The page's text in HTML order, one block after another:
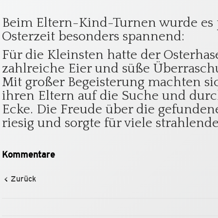
Beim Eltern-Kind-Turnen wurde es
Osterzeit besonders spannend:
Für die Kleinsten hatte der
zahlreiche Eier und süße
Mit großer Begeisterung machten
ihren Eltern auf die Suche und
Ecke. Die Freude über die
riesig und sorgte für viele
Kommentare
Zurück